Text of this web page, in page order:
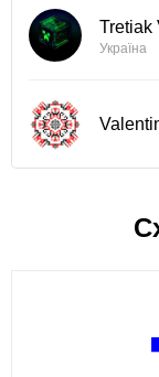
Tretiak
Україна